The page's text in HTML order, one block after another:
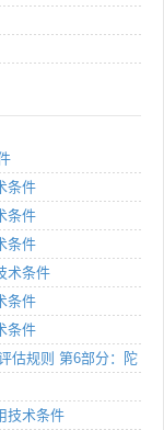
条件
条件
条件
术条件
条件
条件
估规则 第6部分：陀
技术条件